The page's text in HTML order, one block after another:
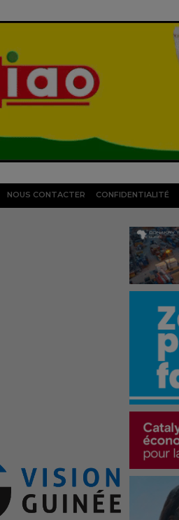
NOUS CONTACTER CONFIDENTIALITÉ